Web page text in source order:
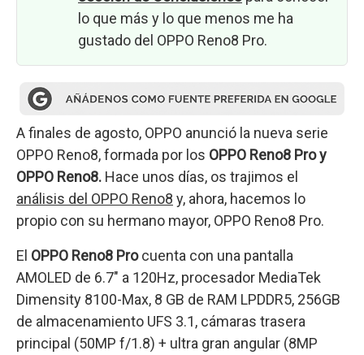
lo que más y lo que menos me ha
gustado del OPPO Reno8 Pro.
A finales de agosto, OPPO anunció la nueva serie
OPPO Reno8, formada por los OPPO Reno8 Pro y
OPPO Reno8. Hace unos días, os trajimos el
análisis del OPPO Reno8 y, ahora, hacemos lo
propio con su hermano mayor, OPPO Reno8 Pro.
El OPPO Reno8 Procuenta con una pantalla
AMOLED de 6.7″ a 120Hz, procesador MediaTek
Dimensity 8100-Max, 8 GB de RAM LPDDR5, 256GB
de almacenamiento UFS 3.1, cámaras trasera
principal (50MP f/1.8) + ultra gran angular (8MP